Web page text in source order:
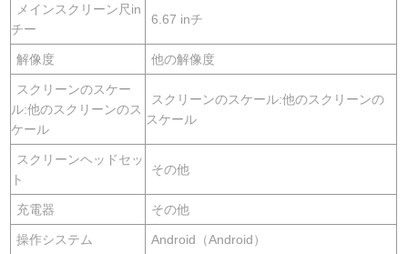
メインスクリーン尺in
チー
6.67 inチ
解像度 他の解像度
スクリーンのスケー
ル:他のスクリーンのス
ケール
スクリーンのスケール:他のスクリーンの
スケール
スクリーンヘッドセッ
ト
その他
充電器 その他
操作システム Android（Android）